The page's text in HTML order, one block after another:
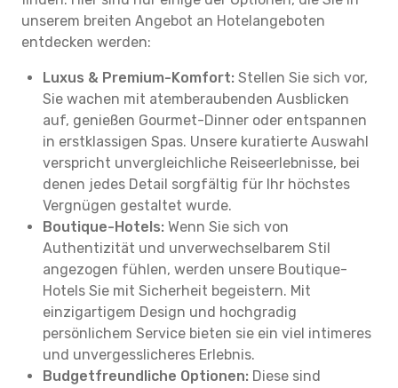
unserem breiten Angebot an Hotelangeboten
entdecken werden:
Luxus & Premium-Komfort: Stellen Sie sich vor,
Sie wachen mit atemberaubenden Ausblicken
auf, genießen Gourmet-Dinner oder entspannen
in erstklassigen Spas. Unsere kuratierte Auswahl
verspricht unvergleichliche Reiseerlebnisse, bei
denen jedes Detail sorgfältig für Ihr höchstes
Vergnügen gestaltet wurde.
Boutique-Hotels: Wenn Sie sich von
Authentizität und unverwechselbarem Stil
angezogen fühlen, werden unsere Boutique-
Hotels Sie mit Sicherheit begeistern. Mit
einzigartigem Design und hochgradig
persönlichem Service bieten sie ein viel intimeres
und unvergesslicheres Erlebnis.
Budgetfreundliche Optionen: Diese sind